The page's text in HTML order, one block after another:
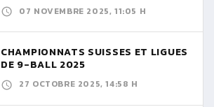
07 NOVEMBRE 2025, 11:05 H
CHAMPIONNATS SUISSES ET LIGUES
DE 9-BALL 2025
27 OCTOBRE 2025, 14:58 H